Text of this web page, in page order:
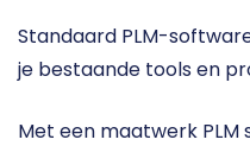
Standaard PLM-
je bestaande tools en
Met een maatwerk PLM